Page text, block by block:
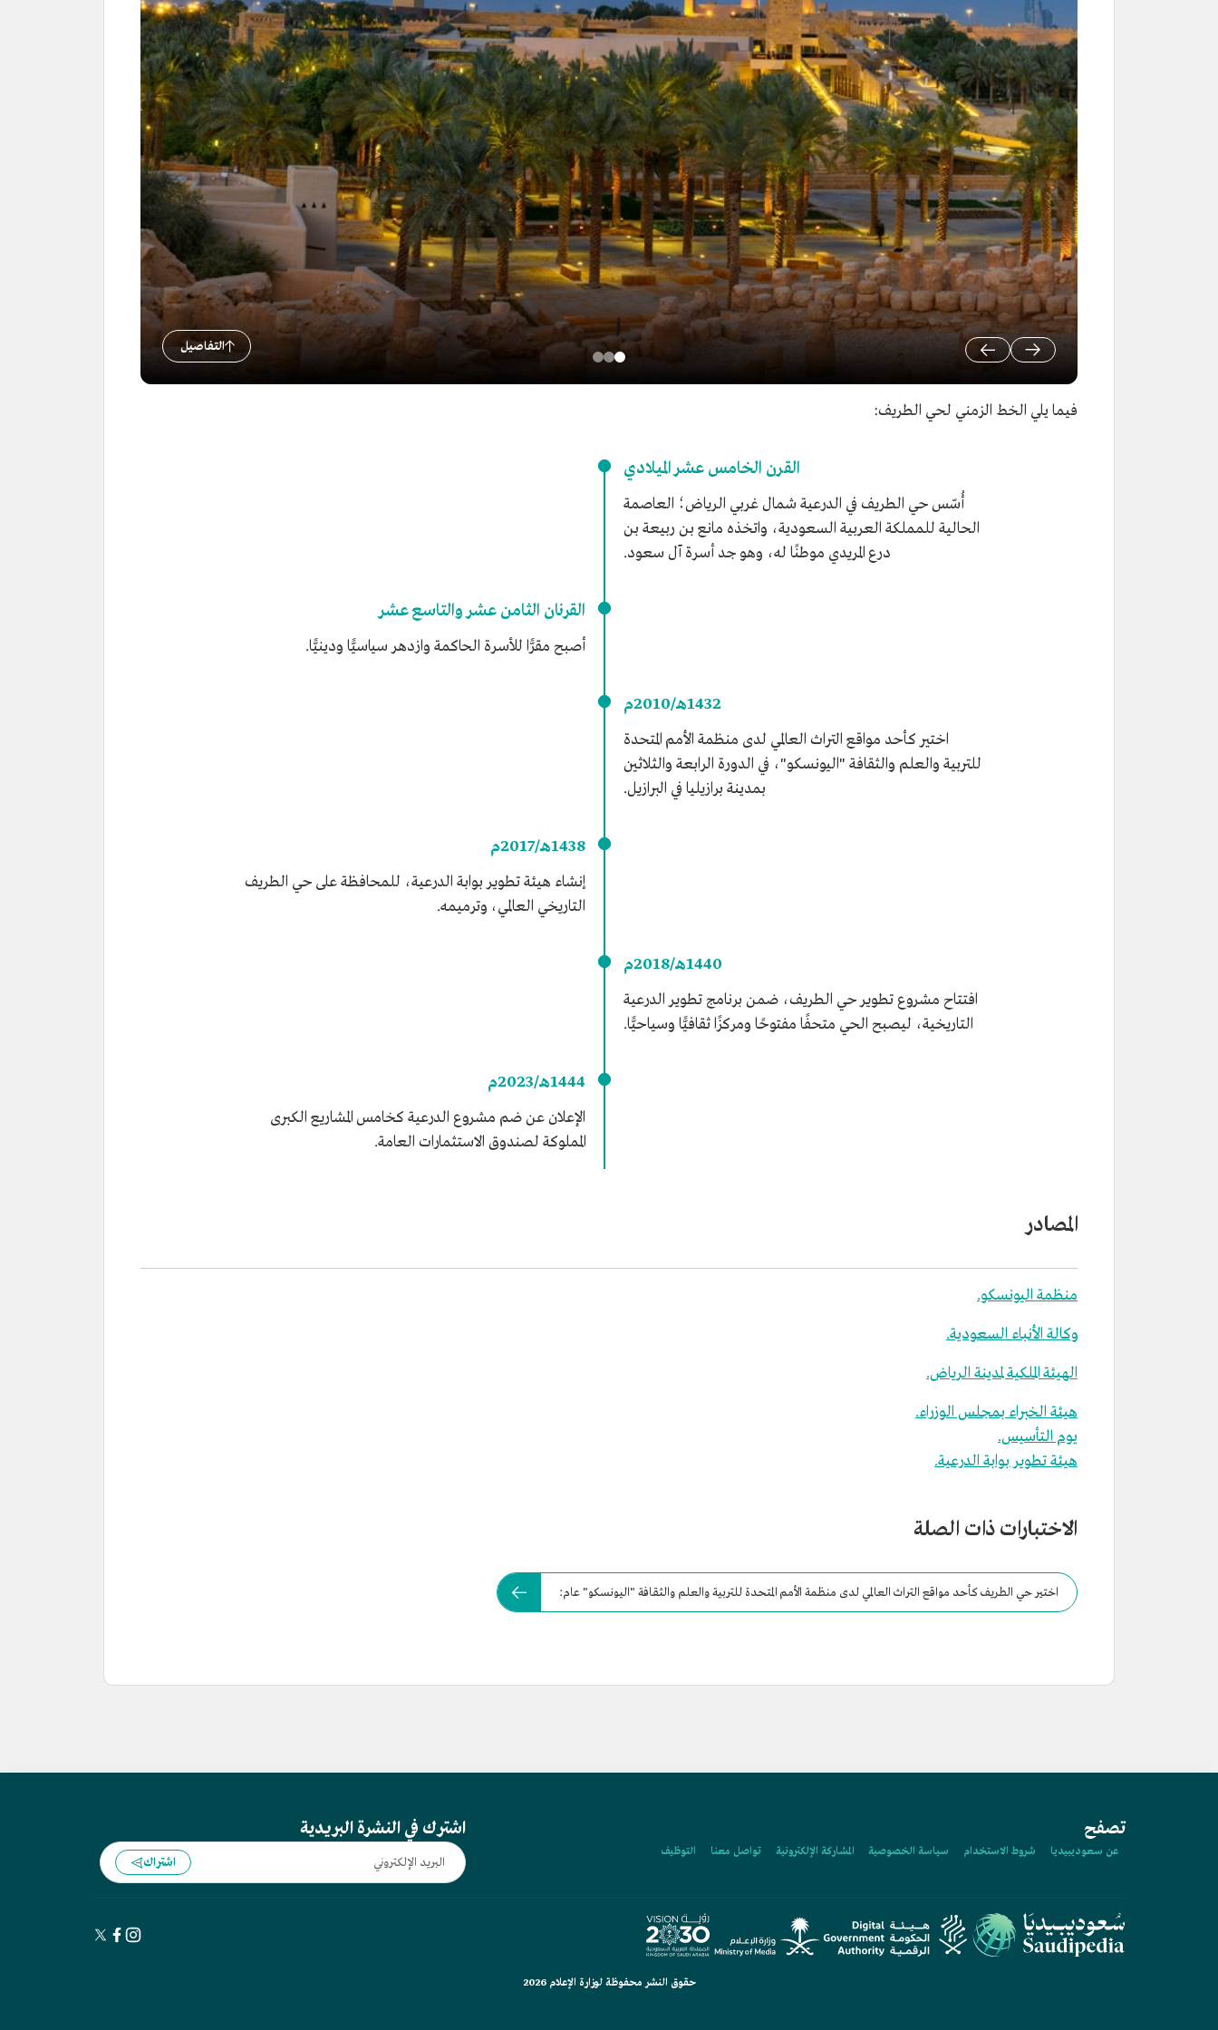
التفاصيل
فيما يلي الخط الزمني لحي الطريف:
القرن الخامس عشر الميلادي
أُسّس حي الطريف في الدرعية شمال غربي الرياض؛ العاصمة
الحالية للمملكة العربية السعودية، واتخذه مانع بن ربيعة بن
درع المريدي موطنًا له، وهو جد أسرة آل سعود.
القرنان الثامن عشر والتاسع عشر
أصبح مقرًّا للأسرة الحاكمة وازدهر سياسيًّا ودينيًّا.
1432هـ/2010م
اختير كأحد مواقع التراث العالمي لدى منظمة الأمم المتحدة
للتربية والعلم والثقافة "اليونسكو"، في الدورة الرابعة والثلاثين
بمدينة برازيليا في البرازيل.
1438هـ/2017م
إنشاء هيئة تطوير بوابة الدرعية، للمحافظة على حي الطريف
التاريخي العالمي، وترميمه.
1440هـ/2018م
افتتاح مشروع تطوير حي الطريف، ضمن برنامج تطوير الدرعية
التاريخية، ليصبح الحي متحفًا مفتوحًا ومركزًا ثقافيًّا وسياحيًّا.
1444هـ/2023م
الإعلان عن ضم مشروع الدرعية كخامس المشاريع الكبرى
المملوكة لصندوق الاستثمارات العامة.
المصادر
منظمة اليونسكو.
وكالة الأنباء السعودية.
الهيئة الملكية لمدينة الرياض.
هيئة الخبراء بمجلس الوزراء.
يوم التأسيس.
هيئة تطوير بوابة الدرعية.
الاختبارات ذات الصلة
اختير حي الطريف كأحد مواقع التراث العالمي لدى منظمة الأمم المتحدة للتربية والعلم والثقافة "اليونسكو" عام:
تصفح
عن سعوديبيديا شروط الاستخدام سياسة الخصوصية المشاركة الإلكترونية تواصل معنا التوظيف
اشترك في النشرة البريدية
اشتراك
حقوق النشر محفوظة لوزارة الإعلام 2026